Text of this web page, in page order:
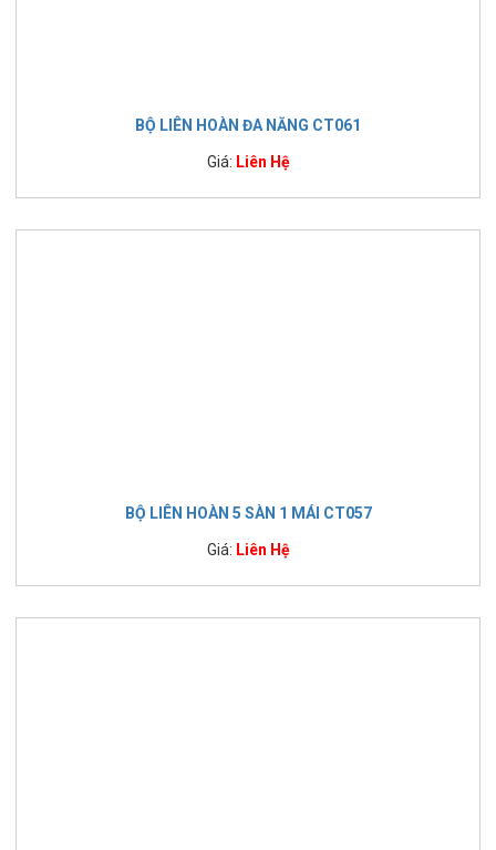
BỘ LIÊN HOÀN ĐA NĂNG CT061
Giá: Liên Hệ
BỘ LIÊN HOÀN 5 SÀN 1 MÁI CT057
Giá: Liên Hệ